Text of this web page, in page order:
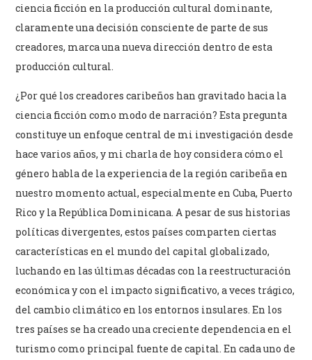
ciencia ficción en la producción cultural dominante,
claramente una decisión consciente de parte de sus
creadores, marca una nueva dirección dentro de esta
producción cultural.
¿Por qué los creadores caribeños han gravitado hacia la
ciencia ficción como modo de narración? Esta pregunta
constituye un enfoque central de mi investigación desde
hace varios años, y mi charla de hoy considera cómo el
género habla de la experiencia de la región caribeña en
nuestro momento actual, especialmente en Cuba, Puerto
Rico y la República Dominicana. A pesar de sus historias
políticas divergentes, estos países comparten ciertas
características en el mundo del capital globalizado,
luchando en las últimas décadas con la reestructuración
económica y con el impacto significativo, a veces trágico,
del cambio climático en los entornos insulares. En los
tres países se ha creado una creciente dependencia en el
turismo como principal fuente de capital. En cada uno de